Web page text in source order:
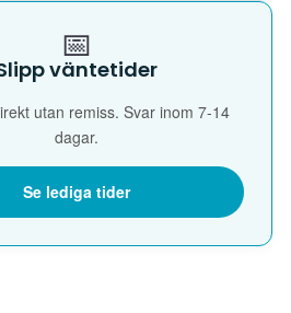
📅
väntetider
utan remiss. Svar inom 7-14
dagar.
Se lediga tider